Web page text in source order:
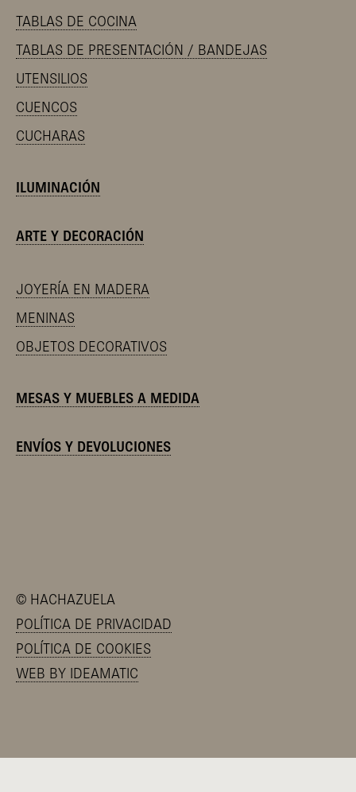
TABLAS DE COCINA
TABLAS DE PRESENTACIÓN / BANDEJAS
UTENSILIOS
CUENCOS
CUCHARAS
ILUMINACIÓN
ARTE Y DECORACIÓN
JOYERÍA EN MADERA
MENINAS
OBJETOS DECORATIVOS
MESAS Y MUEBLES A MEDIDA
ENVÍOS Y DEVOLUCIONES
© HACHAZUELA
POLÍTICA DE PRIVACIDAD
POLÍTICA DE COOKIES
WEB BY IDEAMATIC